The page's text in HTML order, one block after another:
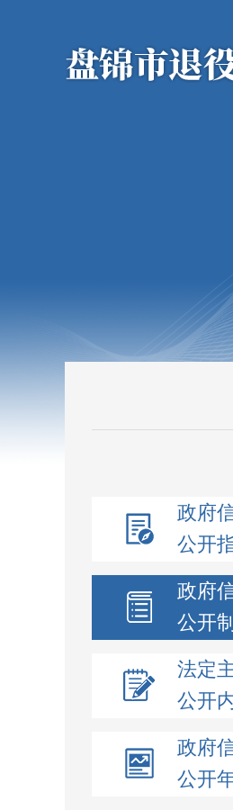
政府
公开
政府
公开
法定
公开
政府
公开